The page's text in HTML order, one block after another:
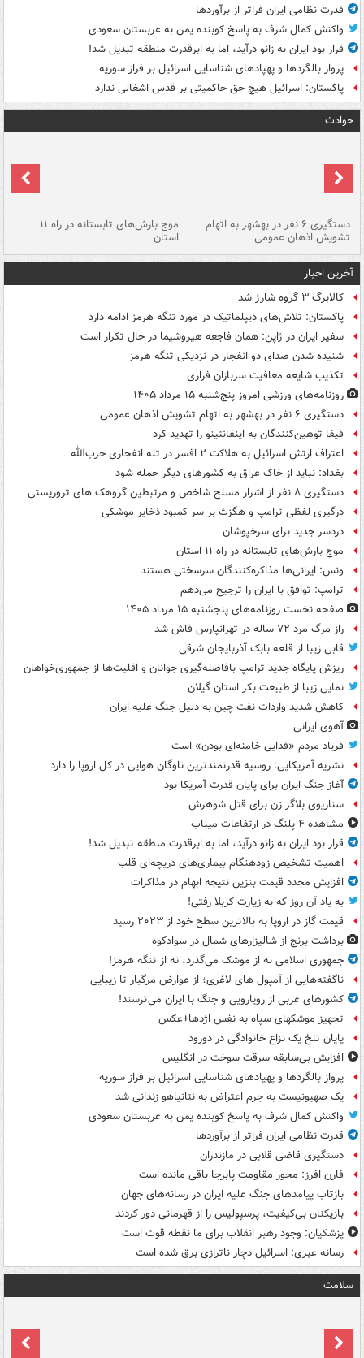
قدرت نظامی ایران فراتر از برآوردها
واکنش کمال شرف به پاسخ کوبنده یمن به عربستان سعودی
قرار بود ایران به زانو درآید، اما به ابرقدرت منطقه تبدیل شد!
پرواز بالگردها و پهپادهای شناسایی اسرائیل بر فراز سوریه
پاکستان: اسرائیل هیچ حق حاکمیتی بر قدس اشغالی ندارد
حوادث
دستگیری ۶ نفر در بهشهر به اتهام
تشویش اذهان عمومی
موج بارش‌های تابستانه در راه ۱۱
استان
آخرین اخبار
کالابرگ ۳ گروه شارژ شد
پاکستان: تلاش‌های دیپلماتیک در مورد تنگه هرمز ادامه دارد
سفیر ایران در ژاپن: همان فاجعه هیروشیما در حال تکرار است
شنیده شدن صدای دو انفجار در نزدیکی تنگه هرمز
تکذیب شایعه معافیت سربازان فراری
روزنامه‌های ورزشی امروز پنج‌شنبه ۱۵ مرداد ۱۴۰۵
دستگیری ۶ نفر در بهشهر به اتهام تشویش اذهان عمومی
فیفا توهین‌کنندگان به اینفانتینو را تهدید کرد
اعتراف ارتش اسرائیل به هلاکت ۲ افسر در تله انفجاری حزب‌الله
بغداد: نباید از خاک عراق به کشورهای دیگر حمله شود
دستگیری ۸ نفر از اشرار مسلح شاخص و مرتبطین گروهک های تروریستی
درگیری لفظی ترامپ و هگزث بر سر کمبود ذخایر موشکی
دردسر جدید برای سرخپوشان
موج بارش‌های تابستانه در راه ۱۱ استان
ونس: ایرانی‌ها مذاکره‌کنندگان سرسختی هستند
ترامپ: توافق با ایران را ترجیح می‌دهم
صفحه نخست روزنامه‌های پنجشنبه ۱۵ مرداد ۱۴۰۵
راز مرگ مرد ۷۲ ساله در تهرانپارس فاش شد
قابی زیبا از قلعه بابک آذربایجان شرقی
ریزش پایگاه جدید ترامپ بافاصله‌گیری جوانان و اقلیت‌ها از جمهوری‌خواهان
نمایی زیبا از طبیعت بکر استان گیلان
کاهش شدید واردات نفت چین به دلیل جنگ علیه ایران
آهوی ایرانی
فریاد مردم «فدایی خامنه‌ای بودن» است
نشریه آمریکایی: روسیه قدرتمندترین ناوگان هوایی در کل اروپا را دارد
آغاز جنگ ایران برای پایان قدرت آمریکا بود
سناریوی بلاگر زن برای قتل شوهرش
مشاهده ۴ پلنگ در ارتفاعات میناب
قرار بود ایران به زانو درآید، اما به ابرقدرت منطقه تبدیل شد!
اهمیت تشخیص زودهنگام بیماری‌های دریچه‌ای قلب
افزایش مجدد قیمت بنزین نتیجه ابهام در مذاکرات
به یاد آن روز که به زیارت کربلا رفتی!
قیمت گاز در اروپا به بالاترین سطح خود از ۲۰۲۳ رسید
برداشت برنج از شالیزارهای شمال در سوادکوه
جمهوری اسلامی نه از موشک می‌گذرد، نه از تنگه هرمز!
ناگفته‌هایی از آمپول های لاغری؛ از عوارض مرگبار تا زیبایی
کشورهای عربی از رویارویی و جنگ با ایران می‌ترسند!
تجهیز موشکهای سپاه به نفس اژدها+عکس
پایان تلخ یک نزاع خانوادگی در دورود
افزایش بی‌سابقه سرقت سوخت در انگلیس
پرواز بالگردها و پهپادهای شناسایی اسرائیل بر فراز سوریه
یک صهیونیست به جرم اعتراض به نتانیاهو زندانی شد
واکنش کمال شرف به پاسخ کوبنده یمن به عربستان سعودی
قدرت نظامی ایران فراتر از برآوردها
دستگیری قاضی قلابی در مازندران
فارن افرز: محور مقاومت پابرجا باقی مانده است
بازتاب پیامدهای جنگ علیه ایران در رسانه‌های جهان
بازیکنان بی‌کیفیت، پرسپولیس را از قهرمانی دور کردند
پزشکیان: وجود رهبر انقلاب برای ما نقطه قوت است
رسانه عبری: اسرائیل دچار ناترازی برق شده است
سلامت